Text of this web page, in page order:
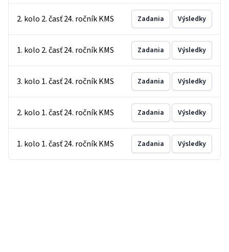
2. kolo 2. časť 24. ročník KMS Zadania Výsledky
1. kolo 2. časť 24. ročník KMS Zadania Výsledky
3. kolo 1. časť 24. ročník KMS Zadania Výsledky
2. kolo 1. časť 24. ročník KMS Zadania Výsledky
1. kolo 1. časť 24. ročník KMS Zadania Výsledky